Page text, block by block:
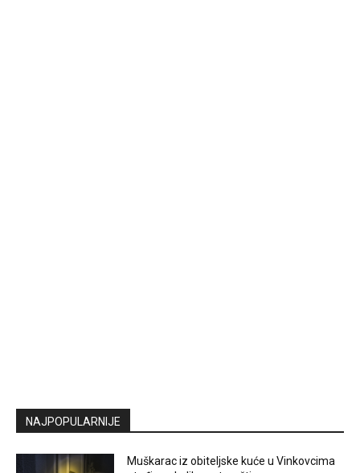
NAJPOPULARNIJE
Muškarac iz obiteljske kuće u Vinkovcima